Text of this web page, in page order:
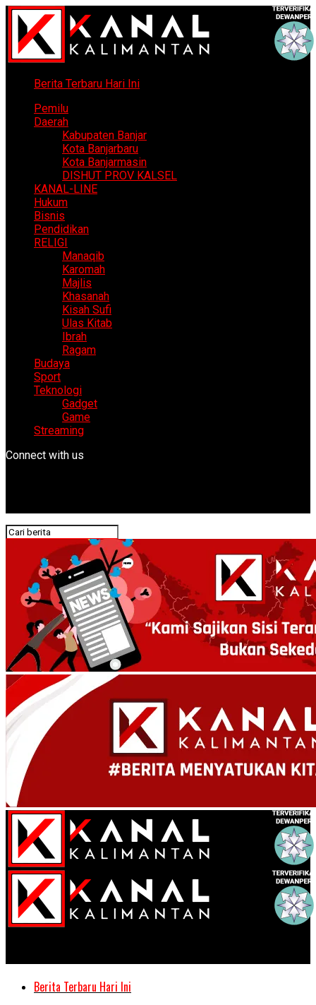
Berita Terbaru Hari Ini
Pemilu
Daerah
Kabupaten Banjar
Kota Banjarbaru
Kota Banjarmasin
DISHUT PROV KALSEL
KANAL-LINE
Hukum
Bisnis
Pendidikan
RELIGI
Manaqib
Karomah
Majlis
Khasanah
Kisah Sufi
Ulas Kitab
Ibrah
Ragam
Budaya
Sport
Teknologi
Gadget
Game
Streaming
Connect with us
Berita Terbaru Hari Ini